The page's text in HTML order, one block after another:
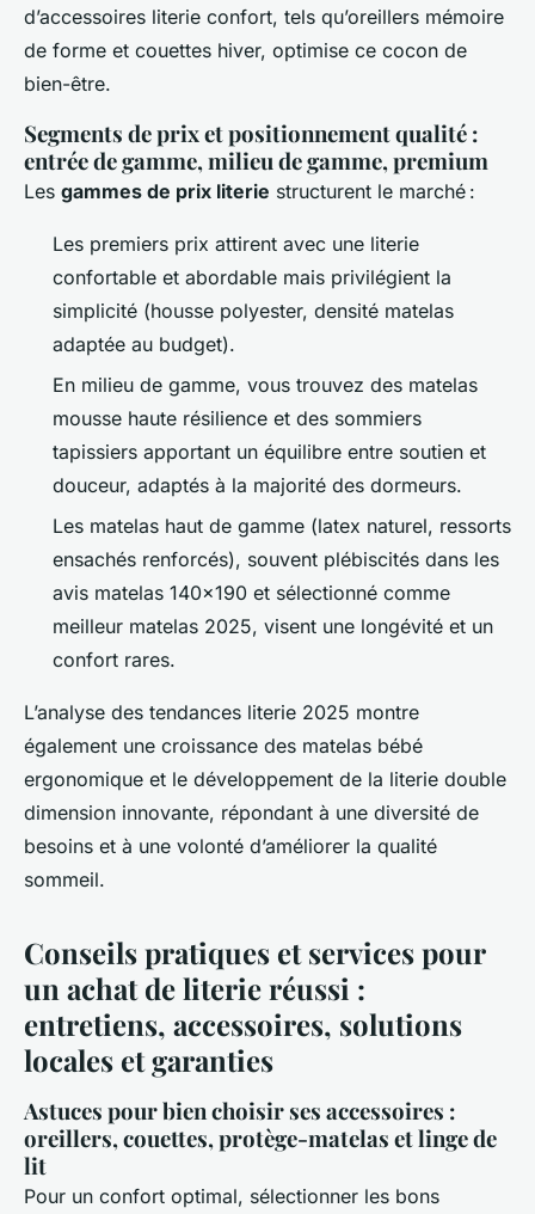
d’accessoires literie confort, tels qu’oreillers mémoire
de forme et couettes hiver, optimise ce cocon de
bien-être.
Segments de prix et positionnement qualité :
entrée de gamme, milieu de gamme, premium
Les gammes de prix literie structurent le marché :
Les premiers prix attirent avec une literie
confortable et abordable mais privilégient la
simplicité (housse polyester, densité matelas
adaptée au budget).
En milieu de gamme, vous trouvez des matelas
mousse haute résilience et des sommiers
tapissiers apportant un équilibre entre soutien et
douceur, adaptés à la majorité des dormeurs.
Les matelas haut de gamme (latex naturel, ressorts
ensachés renforcés), souvent plébiscités dans les
avis matelas 140x190 et sélectionné comme
meilleur matelas 2025, visent une longévité et un
confort rares.
L’analyse des tendances literie 2025 montre
également une croissance des matelas bébé
ergonomique et le développement de la literie double
dimension innovante, répondant à une diversité de
besoins et à une volonté d’améliorer la qualité
sommeil.
Conseils pratiques et services pour
un achat de literie réussi :
entretiens, accessoires, solutions
locales et garanties
Astuces pour bien choisir ses accessoires :
oreillers, couettes, protège-matelas et linge de
lit
Pour un confort optimal, sélectionner les bons